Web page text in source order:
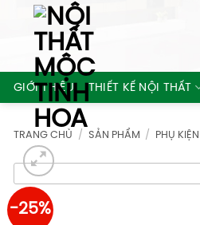
content
GIỚI THIỆU THIẾT KẾ NỘI THẤT
TRANG CHỦ / SẢN PHẨM / PHỤ KIỆN
-25%